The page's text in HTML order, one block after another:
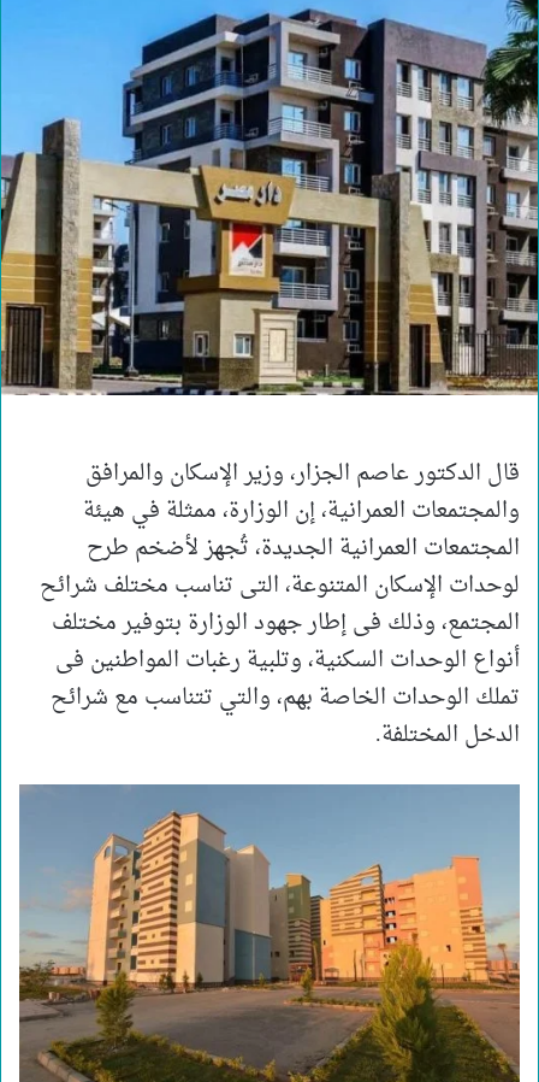
قال الدكتور عاصم الجزار، وزير الإسكان والمرافق
والمجتمعات العمرانية، إن الوزارة، ممثلة في هيئة
المجتمعات العمرانية الجديدة، تُجهز لأضخم طرح
لوحدات الإسكان المتنوعة، التى تناسب مختلف شرائح
المجتمع، وذلك فى إطار جهود الوزارة بتوفير مختلف
أنواع الوحدات السكنية، وتلبية رغبات المواطنين فى
تملك الوحدات الخاصة بهم، والتي تتناسب مع شرائح
الدخل المختلفة.